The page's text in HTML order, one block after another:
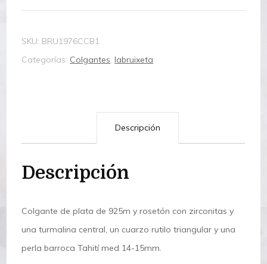
perla
SKU: BRU1976CCB1
Categorías: Colgantes,labruixeta
Descripción
Descripción
Colgante de plata de 925m y rosetón con zirconitas y
una turmalina central, un cuarzo rutilo triangular y una
perla barroca Tahití med 14-15mm.